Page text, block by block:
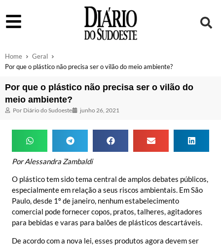
Home
Geral
Por que o plástico não precisa ser o vilão do meio ambiente?
Por que o plástico não precisa ser o vilão do
meio ambiente?
Por Diário do Sudoeste junho 26, 2021
Por Alessandra Zambaldi
O plástico tem sido tema central de amplos debates públicos,
especialmente em relação a seus riscos ambientais. Em São
Paulo, desde 1º de janeiro, nenhum estabelecimento
comercial pode fornecer copos, pratos, talheres, agitadores
para bebidas e varas para balões de plásticos descartáveis.
De acordo com a nova lei, esses produtos agora devem ser